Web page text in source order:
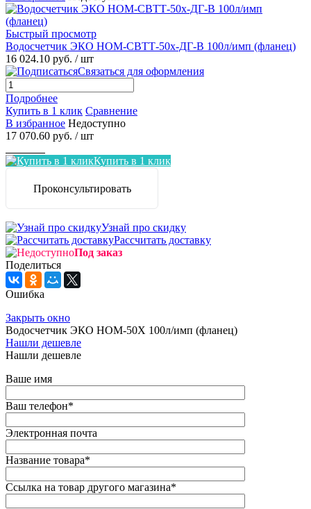
Быстрый просмотр
Водосчетчик ЭКО НОМ-СВТТ-50х-ДГ-В 100л/имп (фланец)
16 024.10 руб. / шт
Связаться для оформления
Подробнее
Купить в 1 клик Сравнение
В избранное Недоступно
17 070.60 руб. / шт
Купить в 1 клик
Проконсультировать
Узнай про скидку
Рассчитать доставку
Под заказ
Поделиться
Ошибка
Закрыть окно
Водосчетчик ЭКО НОМ-50Х 100л/имп (фланец)
Нашли дешевле
Нашли дешевле
Ваше имя
Ваш телефон*
Электронная почта
Название товара*
Ссылка на товар другого магазина*